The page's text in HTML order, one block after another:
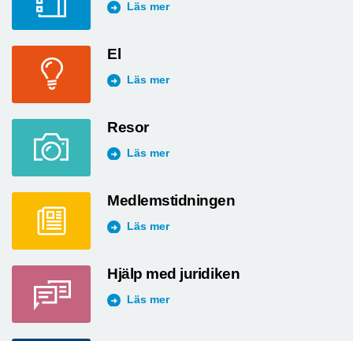
Läs mer
El
Läs mer
Resor
Läs mer
Medlemstidningen
Läs mer
Hjälp med juridiken
Läs mer